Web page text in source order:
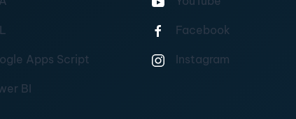
Apps Script
BI
Facebook
Instagram